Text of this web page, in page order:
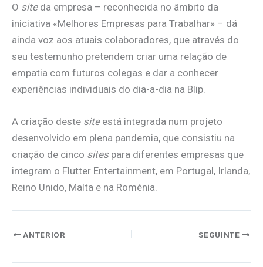
O siteda empresa – reconhecida no âmbito da
iniciativa «Melhores Empresas para Trabalhar» – dá
ainda voz aos atuais colaboradores, que através do
seu testemunho pretendem criar uma relação de
empatia com futuros colegas e dar a conhecer
experiências individuais do dia-a-dia na Blip.
A criação deste siteestá integrada num projeto
desenvolvido em plena pandemia, que consistiu na
criação de cinco sitespara diferentes empresas que
integram o Flutter Entertainment, em Portugal, Irlanda,
Reino Unido, Malta e na Roménia.
ANTERIOR SEGUINTE